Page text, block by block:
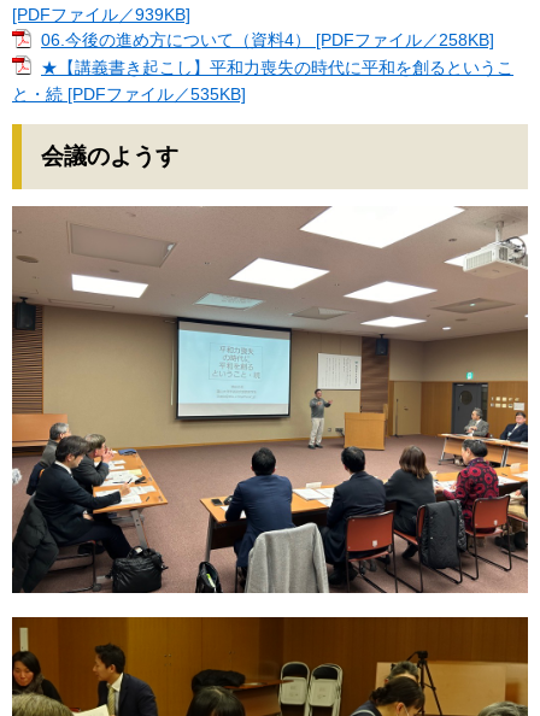
[PDFファイル／939KB]
06.今後の進め方について（資料4） [PDFファイル／258KB]
★【講義書き起こし】平和力喪失の時代に平和を創るというこ
と・続 [PDFファイル／535KB]
会議のようす